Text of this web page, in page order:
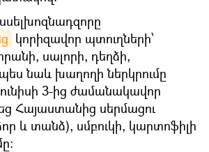
կորիզավոր պտուղների՝
սալորի, դեղձի,
նաև խաղողի ներկրումը
3-ից ժամանակավոր
Հայաստանից սերմացու
և տանձ), սմբուկի, կարտոֆիլի